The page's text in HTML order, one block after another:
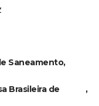
Saneamento
Brasileira de